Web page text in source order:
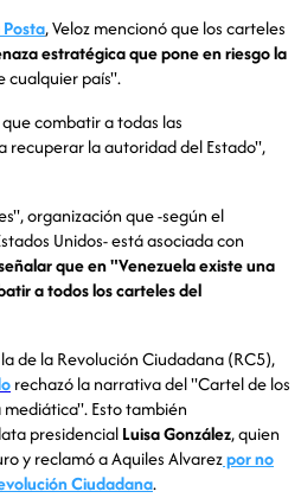
, Veloz mencionó que los carteles
estratégica que pone en riesgo la
cualquier país".
combatir a todas las
recuperar la autoridad del Estado",
organización que -según el
Unidos- está asociada con
que en "Venezuela existe una
a todos los carteles del
de la Revolución Ciudadana (RC5),
rechazó la narrativa del "Cartel de los
Esto también
presidencialLuisa González, quien
y reclamó a Aquiles Alvarezpor no
Ciudadana.